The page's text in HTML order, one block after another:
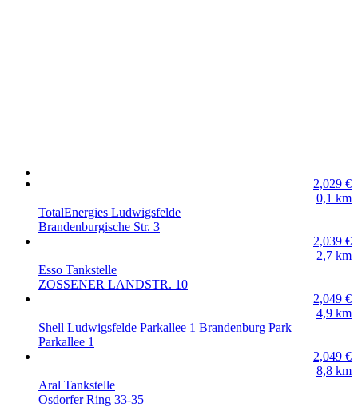
2,029 €
0,1 km
TotalEnergies Ludwigsfelde
Brandenburgische Str. 3
2,039 €
2,7 km
Esso Tankstelle
ZOSSENER LANDSTR. 10
2,049 €
4,9 km
Shell Ludwigsfelde Parkallee 1 Brandenburg Park
Parkallee 1
2,049 €
8,8 km
Aral Tankstelle
Osdorfer Ring 33-35